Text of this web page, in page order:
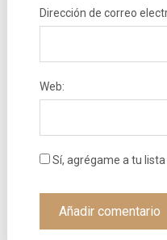
Dirección de correo
Web:
Sí, agrégame a tu lista